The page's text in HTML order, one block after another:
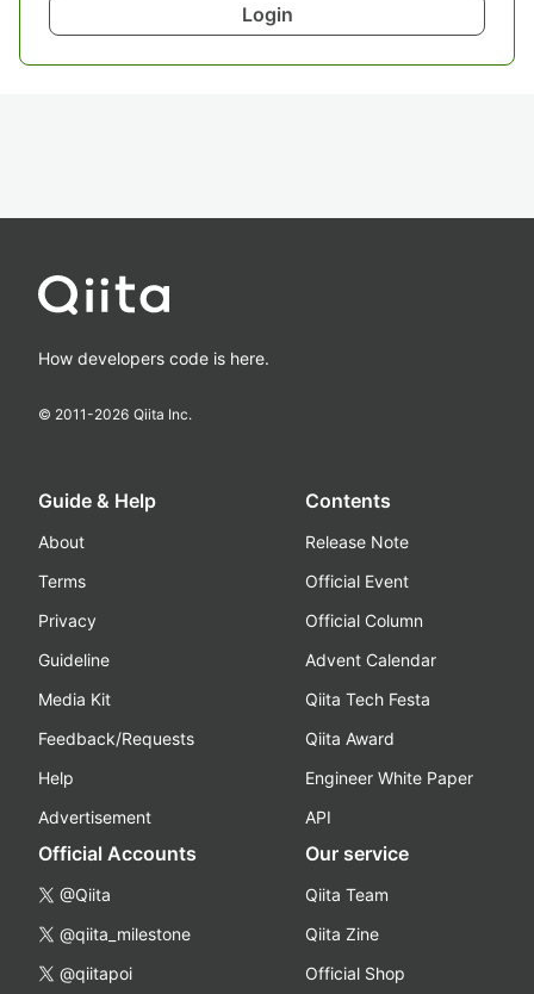
Login
How developers code is here.
© 2011-2026 Qiita Inc.
Guide & Help
About
Terms
Privacy
Guideline
Media Kit
Feedback/Requests
Help
Advertisement
Contents
Release Note
Official Event
Official Column
Advent Calendar
Qiita Tech Festa
Qiita Award
Engineer White Paper
API
Official Accounts
@Qiita
@qiita_milestone
@qiitapoi
Our service
Qiita Team
Qiita Zine
Official Shop